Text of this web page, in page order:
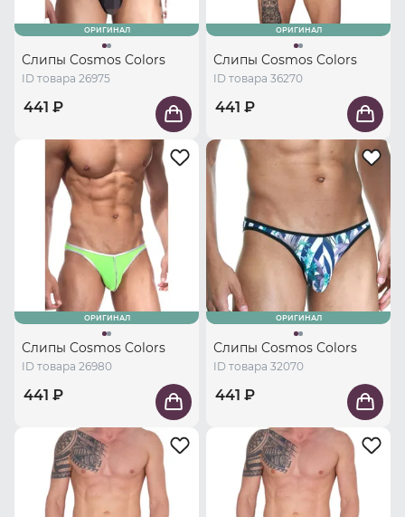
ОРИГИНАЛ
Слипы Cosmos Colors
ID товара 26975
441 ₽
ОРИГИНАЛ
Слипы Cosmos Colors
ID товара 36270
441 ₽
ОРИГИНАЛ
Слипы Cosmos Colors
ID товара 26980
441 ₽
ОРИГИНАЛ
Слипы Cosmos Colors
ID товара 32070
441 ₽